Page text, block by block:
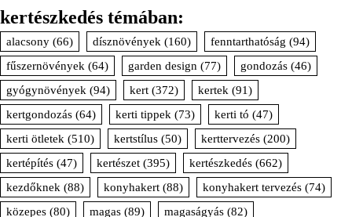
kertészkedés témában:
alacsony (66) dísznövények (160) fenntarthatóság (94)
fűszernövények (64) garden design (77) gondozás (46)
gyógynövények (94) kert (372) kertek (91)
kertgondozás (64) kerti tippek (73) kerti tó (47)
kerti ötletek (510) kertstílus (50) kerttervezés (200)
kertépítés (47) kertészet (395) kertészkedés (662)
kezdőknek (88) konyhakert (88) konyhakert tervezés (74)
közepes (80) magas (89) magaságyás (82)